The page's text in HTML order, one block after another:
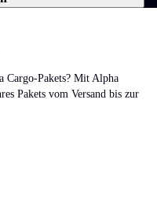
Cargo-Pakets? Mit Alpha
Pakets vom Versand bis zur